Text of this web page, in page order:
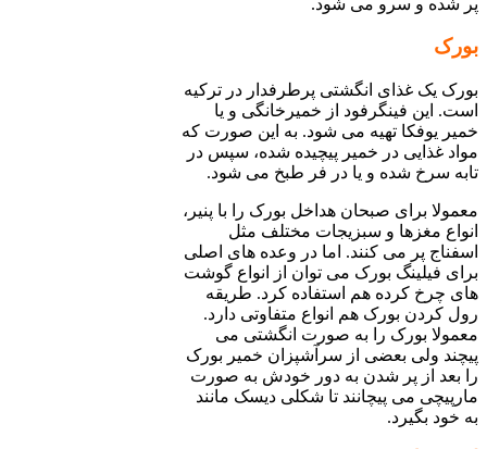
پر شده و سرو می شود.
بورک
بورک یک غذای انگشتی پرطرفدار در ترکیه
است. این فینگرفود از خمیرخانگی و یا
خمیر یوفکا تهیه می شود. به این صورت که
مواد غذایی در خمیر پیچیده شده، سپس در
تابه سرخ شده و یا در فر طبخ می شود.
معمولا برای صبحان هداخل بورک را با پنیر،
انواع مغزها و سبزیجات مختلف مثل
اسفناج پر می کنند. اما در وعده های اصلی
برای فیلینگ بورک می توان از انواع گوشت
های چرخ کرده هم استفاده کرد. طریقه
رول کردن بورک هم انواع متفاوتی دارد.
معمولا بورک را به صورت انگشتی می
پیچند ولی بعضی از سرآشپزان خمیر بورک
را بعد از پر شدن به دور خودش به صورت
مارپیچی می پیچانند تا شکلی دیسک مانند
به خود بگیرد.